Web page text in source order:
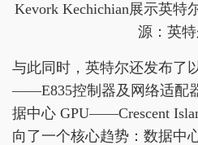
Kevork Kechichian展示英特
源：英特
与此同时，英特尔还发布了
——E835控制器及网络适配
据中心 GPU——Crescent
向了一个核心趋势：数据中